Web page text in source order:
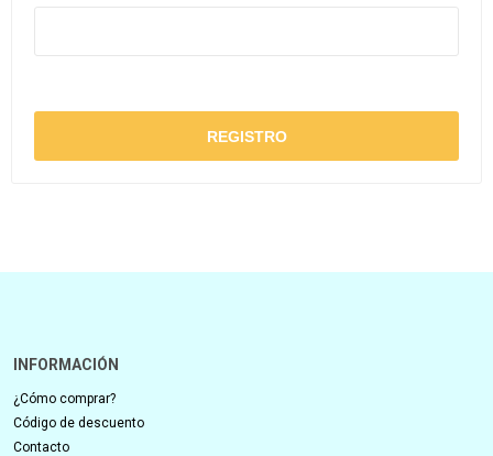
INFORMACIÓN
¿Cómo comprar?
Código de descuento
Contacto